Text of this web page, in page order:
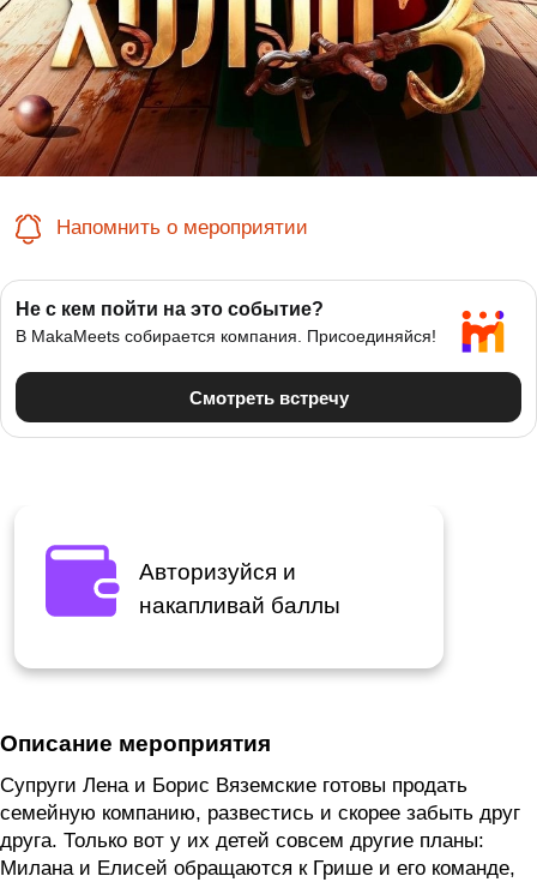
Напомнить о мероприятии
Авторизуйся и
накапливай баллы
Описание мероприятия
Супруги Лена и Борис Вяземские готовы продать
семейную компанию, развестись и скорее забыть друг
друга. Только вот у их детей совсем другие планы:
Милана и Елисей обращаются к Грише и его команде,